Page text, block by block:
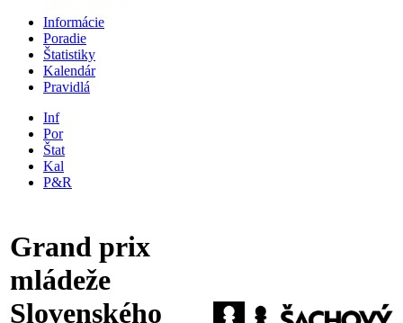
Informácie
Poradie
Štatistiky
Kalendár
Pravidlá
Inf
Por
Štat
Kal
P&R
Grand prix
mládeže
Slovenského